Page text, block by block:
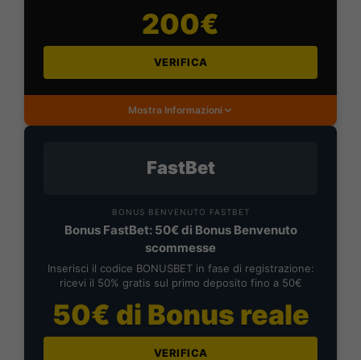
200€
VERIFICA
Mostra Informazioni
FastBet
BONUS BENVENUTO FASTBET
Bonus FastBet: 50€ di Bonus Benvenuto
scommesse
Inserisci il codice BONUSBET in fase di registrazione:
ricevi il 50% gratis sul primo deposito fino a 50€
50€ di Bonus reale
VERIFICA